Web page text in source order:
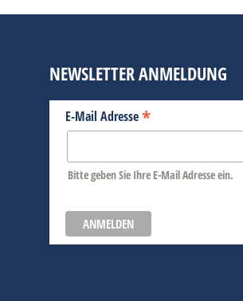
NEWSLETTER ANMELDUNG
E-Mail Adresse*
Bitte geben Sie Ihre E-Mail Adresse ein.